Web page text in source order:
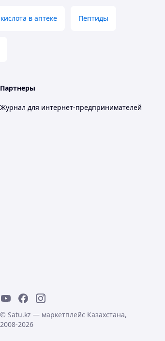
в аптеке Пептиды
Партнеры
Журнал для интернет-предпринимателей
© Satu.kz — маркетплейс Казахстана,
2008-2026